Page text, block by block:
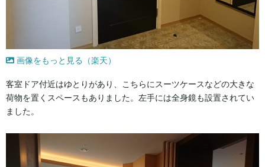
画像をもっと見る（楽天）
客室ドア付近はゆとりがあり、こちらにスーツケースなどの大きな
荷物を置くスペースもありました。左手には全身鏡も設置されてい
ました。